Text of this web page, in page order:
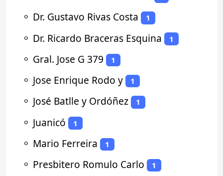
⚬ Dr. Gustavo Rivas Costa 1
⚬ Dr. Ricardo Braceras Esquina 1
⚬ Gral. Jose G 379 1
⚬ Jose Enrique Rodo y 1
⚬ José Batlle y Ordóñez 1
⚬ Juanicó 1
⚬ Mario Ferreira 1
⚬ Presbitero Romulo Carlo 1